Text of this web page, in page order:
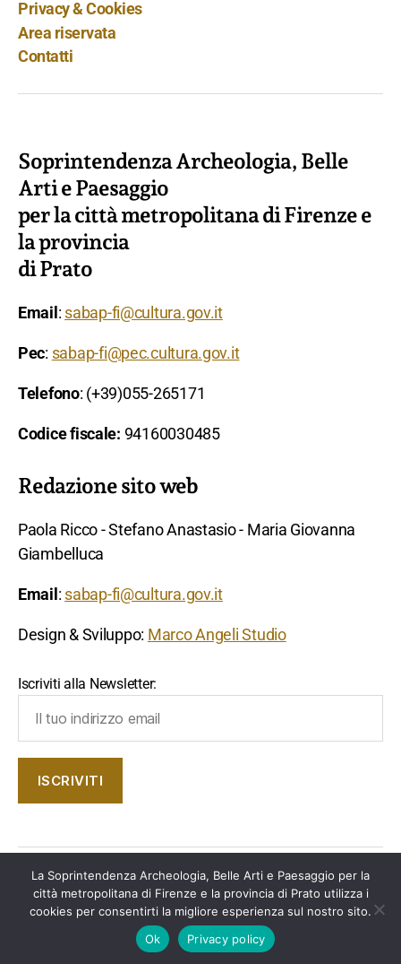
Privacy & Cookies
Area riservata
Contatti
Soprintendenza Archeologia, Belle
Arti e Paesaggio
per la città metropolitana di Firenze e
la provincia
di Prato
Email : sabap-fi@cultura.gov.it
Pec: sabap-fi@pec.cultura.gov.it
Telefono: (+39)055-265171
Codice fiscale: 94160030485
Redazione sito web
Paola Ricco - Stefano Anastasio - Maria Giovanna
Giambelluca
Email : sabap-fi@cultura.gov.it
Design & Sviluppo: Marco Angeli Studio
Iscriviti alla Newsletter:
© 2026Soprintendenza Archeologia, Belle Arti e
Paesaggio per la città metropolitana di Firenze e la
Su
La Soprintendenza Archeologia, Belle Arti e Paesaggio per la
città metropolitana di Firenze e la provincia di Prato utilizza i
cookies per consentirti la migliore esperienza sul nostro sito.
Ok
Privacy policy